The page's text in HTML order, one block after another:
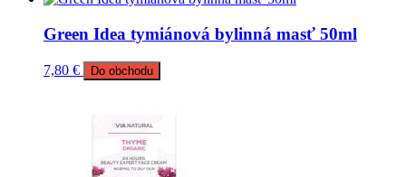
Green Idea tymiánová bylinná masť 50ml
7,80 € Do obchodu